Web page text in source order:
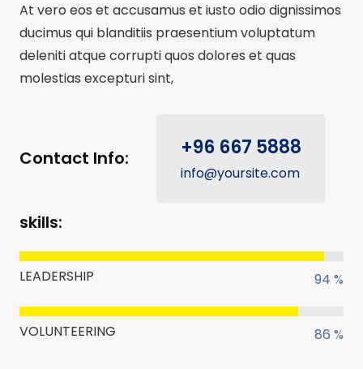
At vero eos et accusamus et iusto odio dignissimos
ducimus qui blanditiis praesentium voluptatum
deleniti atque corrupti quos dolores et quas
molestias excepturi sint,
Contact Info: +96 667 5888
info@yoursite.com
skills:
94 %
LEADERSHIP
86 %
VOLUNTEERING